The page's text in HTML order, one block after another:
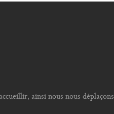
ainsi nous nous déplaçons